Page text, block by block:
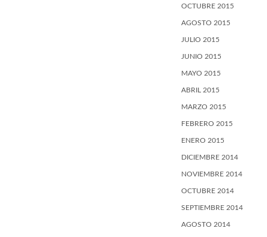
OCTUBRE 2015
AGOSTO 2015
JULIO 2015
JUNIO 2015
MAYO 2015
ABRIL 2015
MARZO 2015
FEBRERO 2015
ENERO 2015
DICIEMBRE 2014
NOVIEMBRE 2014
OCTUBRE 2014
SEPTIEMBRE 2014
AGOSTO 2014